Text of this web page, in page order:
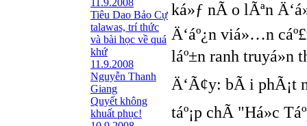
11.9.2008
Tiêu Dao Bảo Cự
talawas, trí thức
và bài học về quá
khứ
11.9.2008
Nguyễn Thanh
Giang
Quyết không
khuất phục!
ká»ƒ nÃ o lÃªn
Ä‘áº¿n viá»…n
láº±n ranh truyá»n
Ä‘Ã¢y: bÃ i phÃ¡t
táº¡p chÃ­ "Há»c